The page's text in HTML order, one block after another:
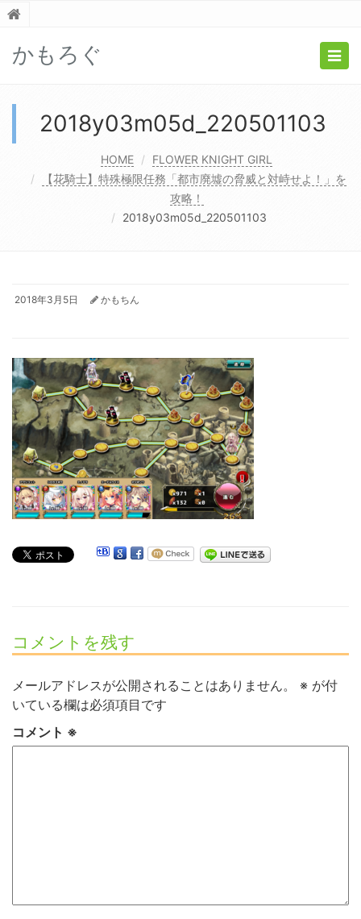
かもろぐ
2018y03m05d_220501103
HOME
FLOWER KNIGHT GIRL
【花騎士】特殊極限任務「都市廃墟の脅威と対峙せよ！」を
攻略！
2018y03m05d_220501103
2018年3月5日 かもちん
コメントを残す
メールアドレスが公開されることはありません。 ※ が付
いている欄は必須項目です
コメント ※